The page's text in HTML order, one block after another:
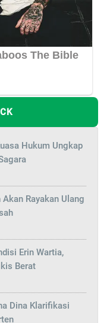
Hukum Ungkap
Rayakan Ulang
Erin Wartia,
Berat
Dina Klarifikasi